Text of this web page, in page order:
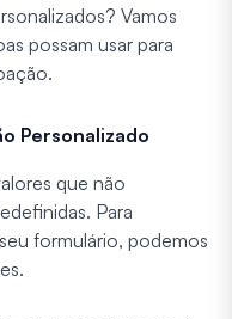
Vamos
possam usar para
Personalizado
que não
Para
formulário, podemos